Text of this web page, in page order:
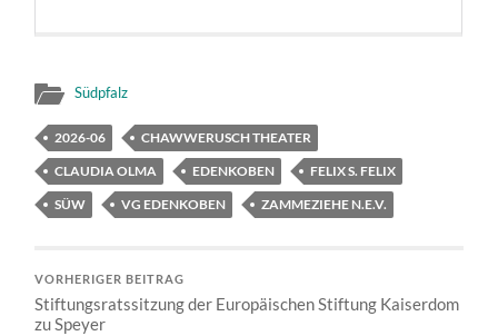
Südpfalz
2026-06
CHAWWERUSCH THEATER
CLAUDIA OLMA
EDENKOBEN
FELIX S. FELIX
SÜW
VG EDENKOBEN ZAMMEZIEHE N.E.V.
VORHERIGER BEITRAG
Stiftungsratssitzung der Europäischen Stiftung Kaiserdom
zu Speyer